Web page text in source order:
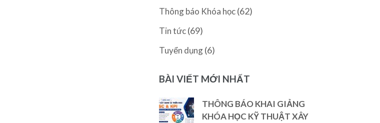
Thông báo Khóa học(62)
Tin tức(69)
Tuyển dụng(6)
BÀI VIẾT MỚI NHẤT
THÔNG BÁO KHAI GIẢNG
KHÓA HỌC KỸ THUẬT XÂY